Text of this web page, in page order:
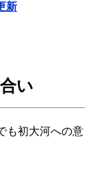
新
い
も初大河への意